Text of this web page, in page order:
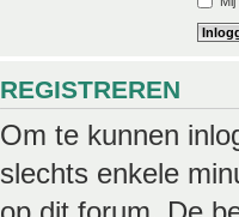
REGISTREREN
Om te kunnen
slechts enkele